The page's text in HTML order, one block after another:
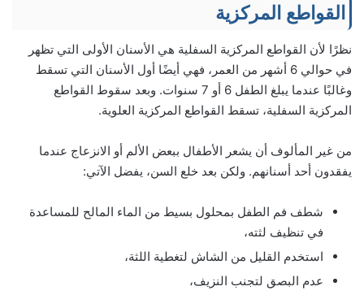
القواطع المركزية
نظرًا لأن القواطع المركزية السفلية هي الأسنان الأولى التي تظهر
في حوالي 6 أشهر من العمر، فهي أيضًا أول الأسنان التي تسقط
وغالبًا عندما يبلغ الطفل 6 أو 7 سنوات. وبعد سقوط القواطع
المركزية السفلية، تسقط القواطع المركزية العلوية.
من غير المألوف أن يشعر الأطفال ببعض الألم أو الانزعاج عندما
يفقدون أحد أسنانهم. ولكن بعد خلع السن، يفضل الآتي:
شطف فم الطفل بمحلول بسيط من الماء المالح للمساعدة
في تنظيف لثته،
استخدم القليل من الشاش لتغطية اللثة،
عدم البصق لتجنب النزيف،